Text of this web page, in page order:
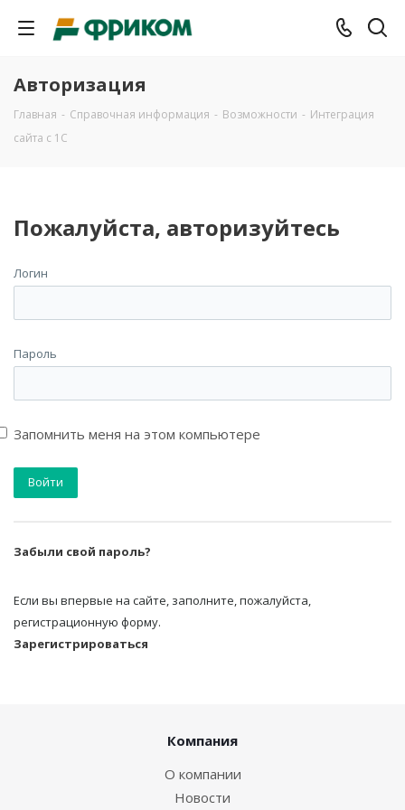
Авторизация
Главная - Справочная информация - Возможности - Интеграция
сайта с 1С
Пожалуйста, авторизуйтесь
Логин
Пароль
Запомнить меня на этом компьютере
Забыли свой пароль?
Если вы впервые на сайте, заполните, пожалуйста,
регистрационную форму.
Зарегистрироваться
Компания
О компании
Новости